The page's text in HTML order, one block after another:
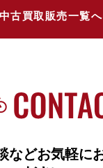
中古買取販売一覧へ
などお気軽に